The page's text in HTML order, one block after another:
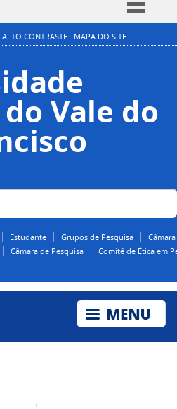
Simplifique!
Participe
Acesso à informação
Legislação
Canais
ALTO CONTRASTE MAPA DO SITE
Vale do
Estudante Grupos de Pesquisa
Câmara de Pesquisa Comitê de Ética em